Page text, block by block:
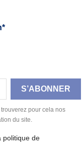
pour cela nos
du site.
politique de